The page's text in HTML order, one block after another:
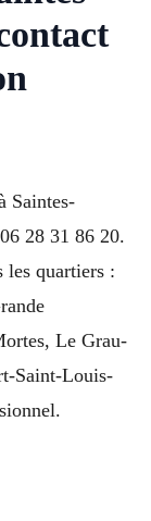
Saintes-
28 31 86 20.
les quartiers :
Le Grau-
Saint-Louis-